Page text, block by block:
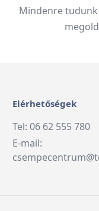
Mindenre
Elérhetőségek
Tel: 06 62 555 780
E-mail: